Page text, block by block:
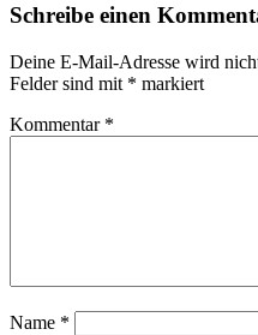
Schreibe einen
Deine E-Mail-Adresse wird
Felder sind mit * markiert
Kommentar *
Name *